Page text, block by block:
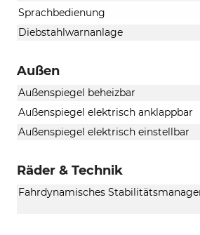
Sprachbedienung
Diebstahlwarnanlage
Außen
Außenspiegel beheizbar
Außenspiegel elektrisch anklappbar
Außenspiegel elektrisch einstellbar
Räder & Technik
Fahrdynamisches